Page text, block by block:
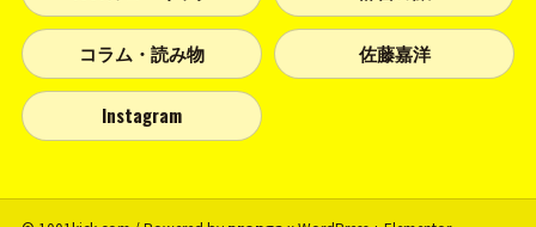
コラム・読み物 佐藤嘉洋
Instagram